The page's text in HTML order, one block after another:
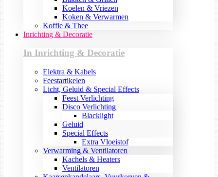
Koelen & Vriezen
Koken & Verwarmen
Koffie & Thee
Inrichting & Decoratie
In Inrichting & Decoratie
Elektra & Kabels
Feestartikelen
Licht, Geluid & Special Effects
Feest Verlichting
Disco Verlichting
Blacklight
Geluid
Special Effects
Extra Vloeistof
Verwarming & Ventilatoren
Kachels & Heaters
Ventilatoren